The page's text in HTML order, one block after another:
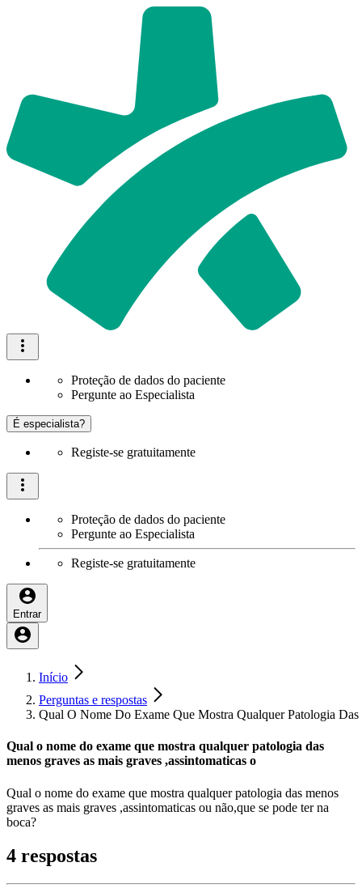
Proteção de dados do paciente
Pergunte ao Especialista
É especialista?
Registe-se gratuitamente
Proteção de dados do paciente
Pergunte ao Especialista
Registe-se gratuitamente
Entrar
Início
Perguntas e respostas
Qual O Nome Do Exame Que Mostra Qualquer Patologia
Qual o nome do exame que mostra qualquer patologia das
menos graves as mais graves ,assintomaticas o
Qual o nome do exame que mostra qualquer patologia das menos
graves as mais graves ,assintomaticas ou não,que se pode ter na
boca?
4 respostas